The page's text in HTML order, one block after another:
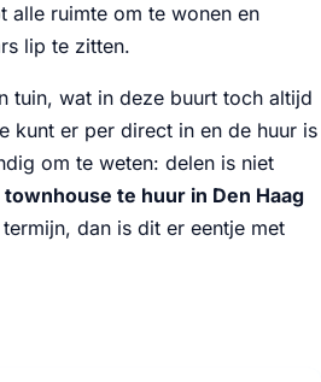
alle ruimte om te wonen en
lip te zitten.
tuin, wat in deze buurt toch altijd
kunt er per direct in en de huur is
om te weten: delen is niet
townhouse te huur in Den Haag
dan is dit er eentje met